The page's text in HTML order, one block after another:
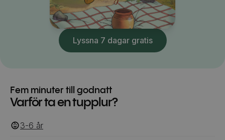
Lyssna 7 dagar gratis
Fem minuter till godnatt
Varför ta en tupplur?
3-6 ‎‎ år